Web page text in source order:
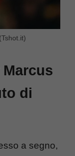
di
a segno,